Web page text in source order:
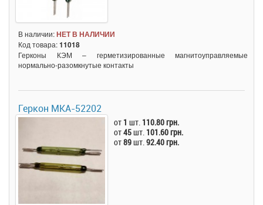
В наличии:НЕТ В НАЛИЧИИ
Код товара:11018
Герконы КЭМ – герметизированные магнитоуправляемые
нормально-разомкнутые контакты
Геркон МКА-52202
от 1 шт. 110.80 грн.
от45шт. 101.60 грн.
от89шт.92.40 грн.